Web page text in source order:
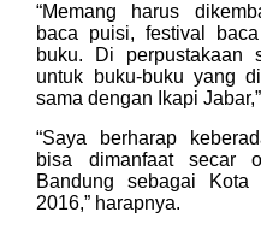
“Memang harus
baca puisi, festival
buku. Di perpustakaan
untuk buku-buku yang
sama dengan Ikapi
“Saya berharap
bisa dimanfaat secar
Bandung sebagai
2016,” harapnya.